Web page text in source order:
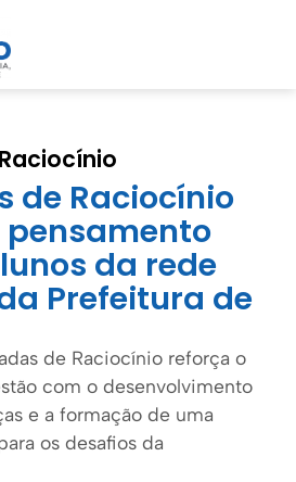
de Raciocínio
da rede
Prefeitura de
de Raciocínio reforça o
com o desenvolvimento
e a formação de uma
os desafios da